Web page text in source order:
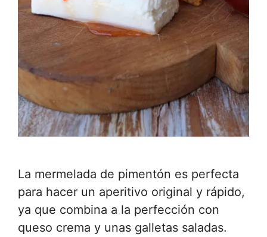
La mermelada de pimentón es perfecta
para hacer un aperitivo original y rápido,
ya que combina a la perfección con
queso crema y unas galletas saladas.